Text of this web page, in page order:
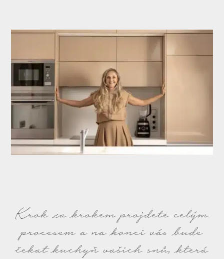
Krok za krokem projdete celým
procesem a na konci vás bude
čekat kuchyň vašich snů, která